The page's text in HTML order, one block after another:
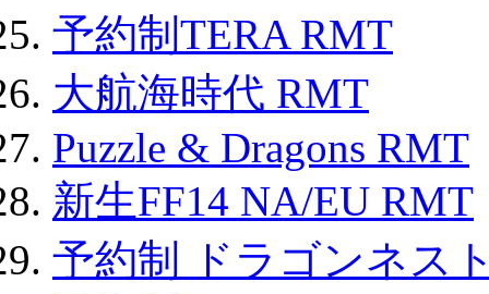
予約制TERA RMT
大航海時代 RMT
Puzzle & Dragons RMT
新生FF14 NA/EU RMT
予約制 ドラゴンネス